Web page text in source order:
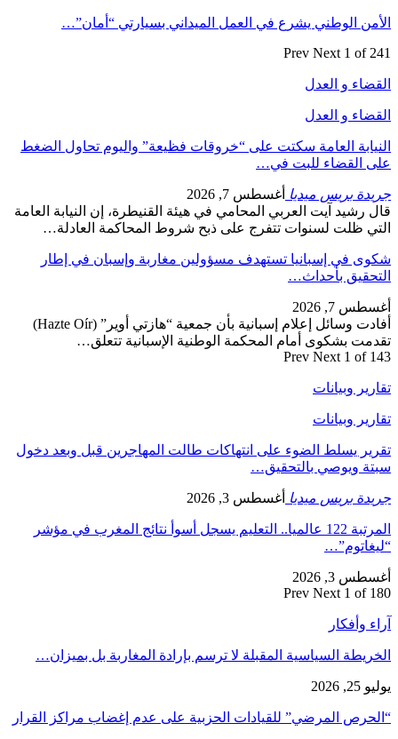
الأمن الوطني يشرع في العمل الميداني بسيارتي “أمان”…
Prev Next 1 of 241
القضاء و العدل
القضاء و العدل
النيابة العامة سكتت على “خروقات فظيعة” واليوم تحاول الضغط
على القضاء للبت في…
جريدة بريس ميديا أغسطس 7, 2026
قال رشيد آيت العربي المحامي في هيئة القنيطرة، إن النيابة العامة
التي ظلت لسنوات تتفرج على ذبح شروط المحاكمة العادلة…
شكوى في إسبانيا تستهدف مسؤولين مغاربة وإسبان في إطار
التحقيق بأحداث…
أغسطس 7, 2026
أفادت وسائل إعلام إسبانية بأن جمعية “هازتي أوير” (Hazte Oír)
تقدمت بشكوى أمام المحكمة الوطنية الإسبانية تتعلق…
Prev Next 1 of 143
تقارير وبيانات
تقارير وبيانات
تقرير يسلط الضوء على انتهاكات طالت المهاجرين قبل وبعد دخول
سبتة ويوصي بالتحقيق…
جريدة بريس ميديا أغسطس 3, 2026
المرتبة 122 عالميا.. التعليم يسجل أسوأ نتائج المغرب في مؤشر
“ليغاتوم”…
أغسطس 3, 2026
Prev Next 1 of 180
آراء وأفكار
الخريطة السياسية المقبلة لا ترسم بإرادة المغاربة بل بميزان…
يوليو 25, 2026
“الحرص المرضي” للقيادات الحزبية على عدم إغضاب مراكز القرار